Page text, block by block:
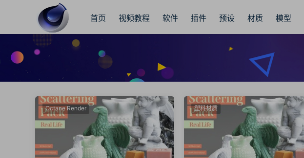
首页 视频教程 软件 插件 预设 材质 模型
Octane Render 塑料材质